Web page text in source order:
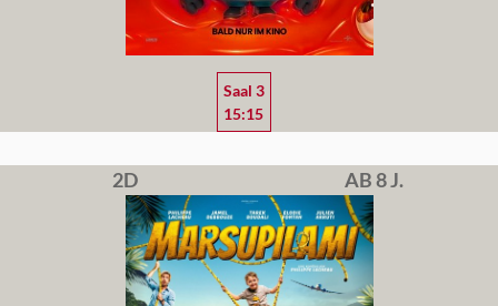
Saal 3
15:15
2D AB 8 J.